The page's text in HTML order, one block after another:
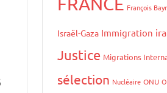
François
Israël-Gaza Immigration
Justice Migrations
sélection Nucléaire ONU